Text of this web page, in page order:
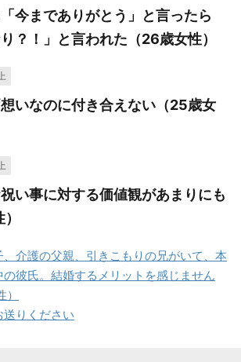
今までありがとう」と言ったら
？！」と言われた（26歳女性）
いなのに付き合えない（25歳女
い事に対する価値観があまりにも
、介護の父親、引きこもりの兄がいて、本
の彼氏。結婚するメリットを感じません
送りください